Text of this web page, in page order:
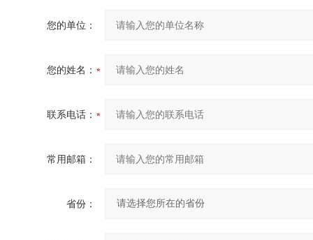
您的单位：
您的姓名：
联系电话：
常用邮箱：
省份：